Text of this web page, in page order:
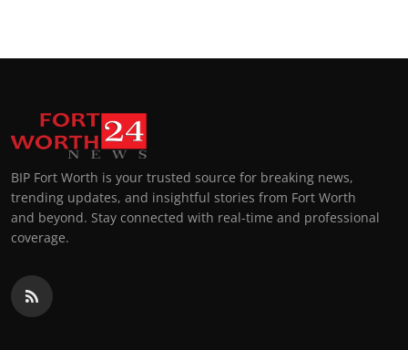
BIP Fort Worth is your trusted source for breaking news,
trending updates, and insightful stories from Fort Worth
and beyond. Stay connected with real-time and professional
coverage.